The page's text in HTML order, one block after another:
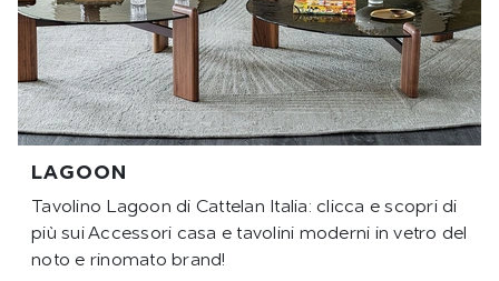
LAGOON
Tavolino Lagoon di Cattelan Italia: clicca e scopri di
più sui Accessori casa e tavolini moderni in vetro del
noto e rinomato brand!